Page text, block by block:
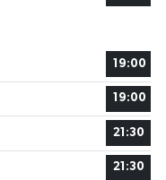
19:00
19:00
21:30
21:30